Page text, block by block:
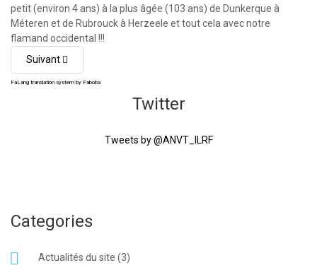
petit (environ 4 ans) à la plus âgée (103 ans) de Dunkerque à
Méteren et de Rubrouck à Herzeele et tout cela avec notre
flamand occidental !!!
Suivant
FaLang translation system by Faboba
Twitter
Tweets by @ANVT_ILRF
Categories
Actualités du site (3)